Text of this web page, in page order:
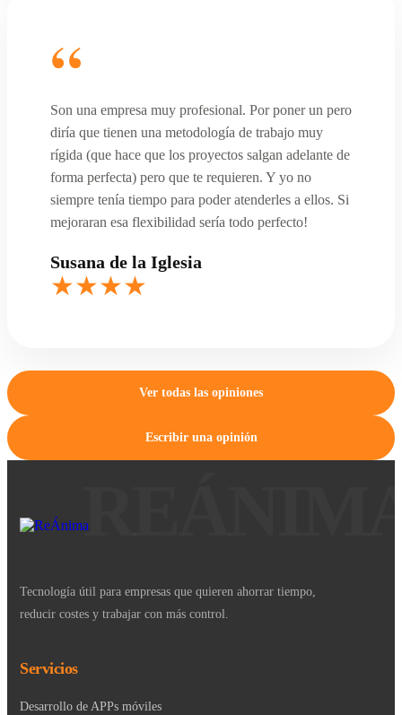
Susana de la Iglesia
Son una empresa muy profesional. Por poner un pero
diría que tienen una metodología de trabajo muy
rígida (que hace que los proyectos salgan adelante de
forma perfecta) pero que te requieren. Y yo no
siempre tenía tiempo para poder atenderles a ellos. Si
mejoraran esa flexibilidad sería todo perfecto!
Ver todas las opiniones
Escribir una opinión
Tecnología útil para empresas que quieren ahorrar tiempo,
reducir costes y trabajar con más control.
Servicios
Desarrollo de APPs móviles